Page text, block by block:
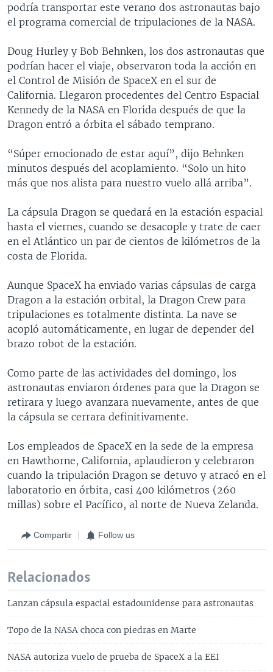
podría transportar este verano dos astronautas bajo
el programa comercial de tripulaciones de la NASA.
Doug Hurley y Bob Behnken, los dos astronautas que
podrían hacer el viaje, observaron toda la acción en
el Control de Misión de SpaceX en el sur de
California. Llegaron procedentes del Centro Espacial
Kennedy de la NASA en Florida después de que la
Dragon entró a órbita el sábado temprano.
“Súper emocionado de estar aquí”, dijo Behnken
minutos después del acoplamiento. “Solo un hito
más que nos alista para nuestro vuelo allá arriba”.
La cápsula Dragon se quedará en la estación espacial
hasta el viernes, cuando se desacople y trate de caer
en el Atlántico un par de cientos de kilómetros de la
costa de Florida.
Aunque SpaceX ha enviado varias cápsulas de carga
Dragon a la estación orbital, la Dragon Crew para
tripulaciones es totalmente distinta. La nave se
acopló automáticamente, en lugar de depender del
brazo robot de la estación.
Como parte de las actividades del domingo, los
astronautas enviaron órdenes para que la Dragon se
retirara y luego avanzara nuevamente, antes de que
la cápsula se cerrara definitivamente.
Los empleados de SpaceX en la sede de la empresa
en Hawthorne, California, aplaudieron y celebraron
cuando la tripulación Dragon se detuvo y atracó en el
laboratorio en órbita, casi 400 kilómetros (260
millas) sobre el Pacífico, al norte de Nueva Zelanda.
Compartir Follow us
Relacionados
Lanzan cápsula espacial estadounidense para astronautas
Topo de la NASA choca con piedras en Marte
NASA autoriza vuelo de prueba de SpaceX a la EEI